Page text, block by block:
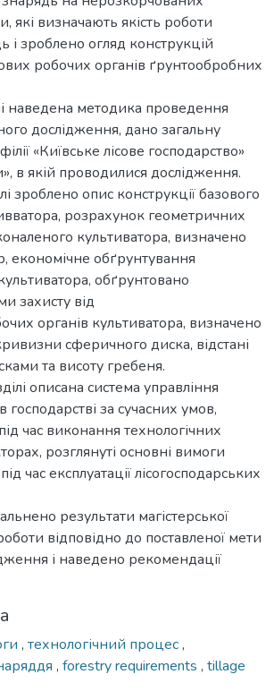
які визначають якість роботи
і зроблено огляд конструкцій
робочих органів ґрунтообробних
наведена методика проведення
дослідження, дано загальну
«Київське лісове господарство»
в якій проводилися дослідження.
зроблено опис конструкції базового
розрахунок геометричних
культиватора, визначено
економічне обґрунтування
обґрунтовано
захисту від
органів культиватора, визначено
сферичного диска, відстані
та висоту гребеня.
описана система управління
за сучасних умов,
час виконання технологічних
розглянуті основні вимоги
час експлуатації лісогосподарських
результати магістерської
відповідно до поставленої мети
і наведено рекомендації
, технологічний процес,
, forestry requirements , tillage